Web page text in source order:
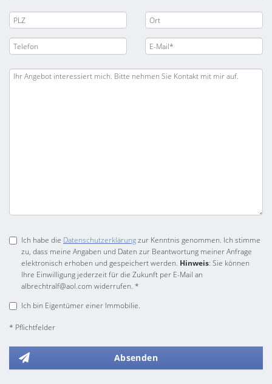
Ich habe die Datenschutzerklärungzur Kenntnis genommen. Ich stimme
zu, dass meine Angaben und Daten zur Beantwortung meiner Anfrage
elektronisch erhoben und gespeichert werden. Hinweis: Sie können
Ihre Einwilligung jederzeit für die Zukunft per E-Mail an
albrechtralf@aol.com widerrufen. *
Ich bin Eigentümer einer Immobilie.
* Pflichtfelder
Absenden